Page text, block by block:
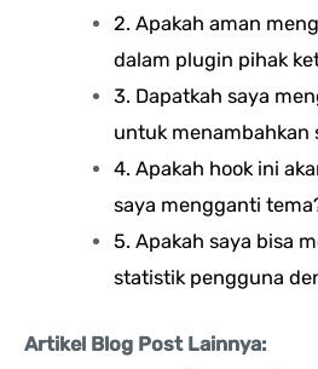
2. Apakah aman
dalam plugin pihak
3. Dapatkah saya
untuk menambahkan
4. Apakah hook ini
saya mengganti
5. Apakah saya bisa
statistik pengguna
Artikel Blog Post Lainnya: